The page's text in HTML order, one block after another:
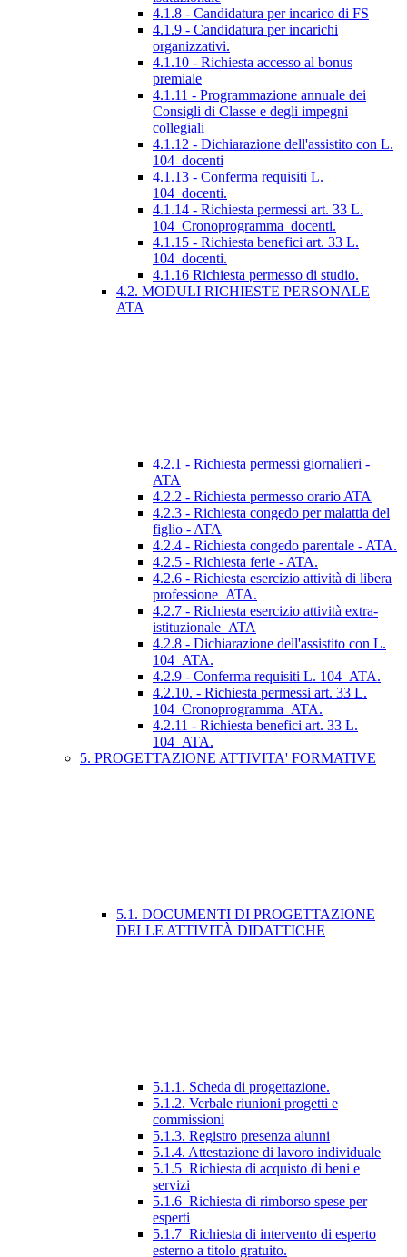
4.1.8 - Candidatura per incarico di FS
4.1.9 - Candidatura per incarichi
organizzativi.
4.1.10 - Richiesta accesso al bonus
premiale
4.1.11 - Programmazione annuale dei
Consigli di Classe e degli impegni
collegiali
4.1.12 - Dichiarazione dell'assistito con L.
104_docenti
4.1.13 - Conferma requisiti L.
104_docenti.
4.1.14 - Richiesta permessi art. 33 L.
104_Cronoprogramma_docenti.
4.1.15 - Richiesta benefici art. 33 L.
104_docenti.
4.1.16 Richiesta permesso di studio.
4.2. MODULI RICHIESTE PERSONALE
ATA
4.2.1 - Richiesta permessi giornalieri -
ATA
4.2.2 - Richiesta permesso orario ATA
4.2.3 - Richiesta congedo per malattia del
figlio - ATA
4.2.4 - Richiesta congedo parentale - ATA.
4.2.5 - Richiesta ferie - ATA.
4.2.6 - Richiesta esercizio attività di libera
professione_ATA.
4.2.7 - Richiesta esercizio attività extra-
istituzionale_ATA
4.2.8 - Dichiarazione dell'assistito con L.
104_ATA.
4.2.9 - Conferma requisiti L. 104_ATA.
4.2.10. - Richiesta permessi art. 33 L.
104_Cronoprogramma_ATA.
4.2.11 - Richiesta benefici art. 33 L.
104_ATA.
5. PROGETTAZIONE ATTIVITA' FORMATIVE
5.1. DOCUMENTI DI PROGETTAZIONE
DELLE ATTIVITÀ DIDATTICHE
5.1.1. Scheda di progettazione.
5.1.2. Verbale riunioni progetti e
commissioni
5.1.3. Registro presenza alunni
5.1.4. Attestazione di lavoro individuale
5.1.5_Richiesta di acquisto di beni e
servizi
5.1.6_Richiesta di rimborso spese per
esperti
5.1.7_Richiesta di intervento di esperto
esterno a titolo gratuito.